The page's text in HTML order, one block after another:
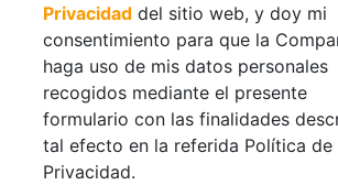
Privacidad del sitio web, y doy mi
consentimiento para que la
haga uso de mis datos personales
recogidos mediante el presente
formulario con las finalidades
tal efecto en la referida Política de
Privacidad.